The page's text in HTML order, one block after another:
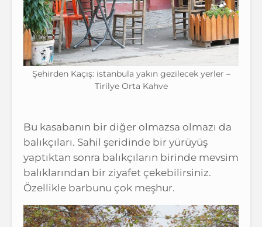
Şehirden Kaçış: istanbula yakın gezilecek yerler –
Tirilye Orta Kahve
Bu kasabanın bir diğer olmazsa olmazı da
balıkçıları. Sahil şeridinde bir yürüyüş
yaptıktan sonra balıkçıların birinde mevsim
balıklarından bir ziyafet çekebilirsiniz.
Özellikle barbunu çok meşhur.